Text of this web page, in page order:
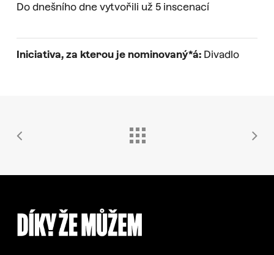
Do dnešního dne vytvořili už 5 inscenací
Iniciativa, za kterou je nominovaný*á:Divadlo